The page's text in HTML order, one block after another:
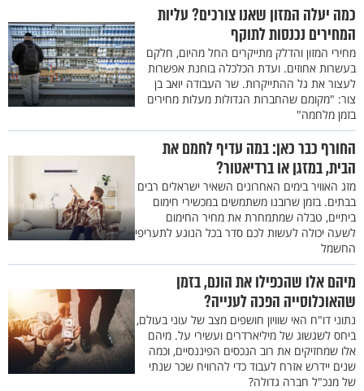
כמה יעלה המזון שאנו צורכים? עליות
המחירים נכנסות לתוקף
מחירי המזון והדלק מתייקרים החל מהיום, חלקם
בעשרות אחוזים. ועדת הכלכלה בוחנת אפשרות
לעצור את גל ההתייקרות. שר העבודה יואב בן
צור: "מקומם שהחברות הגדולות מעלות מחירים
בזמן מלחמה"
החורף כבר כאן: במה עדיף לחמם את
הבית, במזגן או ברדיאטור?
מזג האוויר בימים האחרונים השאיר ישראלים רבים
בבתים. בזמן שרובנו משתמשים במכשירי חימום
ביתיים, טבלה שמתמחרת את מחיר החימום
לשעה יכולה לעשות לכם סדר בכל הנוגע לתעריפי
החשמל
מיהם אלו שהכפילו את הונם, בזמן
שהאוכלוסייה הפכה לענייה?
נתוני דו"ח האי שוויון חושפים מצב של עוני בעולם,
ביחס לשגשוג של מיליארדרים ועשירי על. מיהם
אלו שמחזיקים את רוב הנכסים הפיננסיים, וכמה
שנים יידרש אזרח לעבוד כדי להרוויח שכר שנתי
של מנכ"ל חברה גדולה?